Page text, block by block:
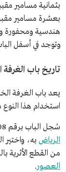
بثمانية مسامير
بعشرة مسامير
هندسية ومحفورة
وتوجد في أسفل
تاريخ باب
يعد باب الغرفة
استخدام هذا النوع
سُجل الباب برقم 2108/ت، ويحتفظ
الرياض به،
من القطع الأثرية
العصور.